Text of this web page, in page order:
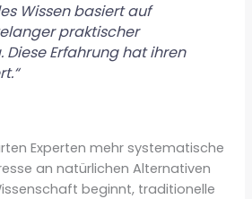
Wissen basiert auf
praktischer
Diese Erfahrung hat ihren
Experten mehr systematische
an natürlichen Alternativen
beginnt, traditionelle